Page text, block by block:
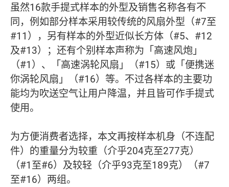
虽然16款手提式样本的外型及销售名称各有不
同，例如部分样本采用较传统的风扇外型（#7至
#11），另有样本的外型近似长方体（#5、#12
及#13）；还有个别样本声称为「高速风炮」
（#1）、「高速涡轮风扇」（#15）或「便携迷
你涡轮风扇」（#16）等。不过各样本的主要功
能均为吹送空气让用户降温，并且皆可作手提式
使用。
为方便消费者选择，本文再按样本机身（不连配
件）的重量分为较重（介乎204克至277克）
（#1至#6）及较轻（介乎93克至189克）（#7
至#16）两组。